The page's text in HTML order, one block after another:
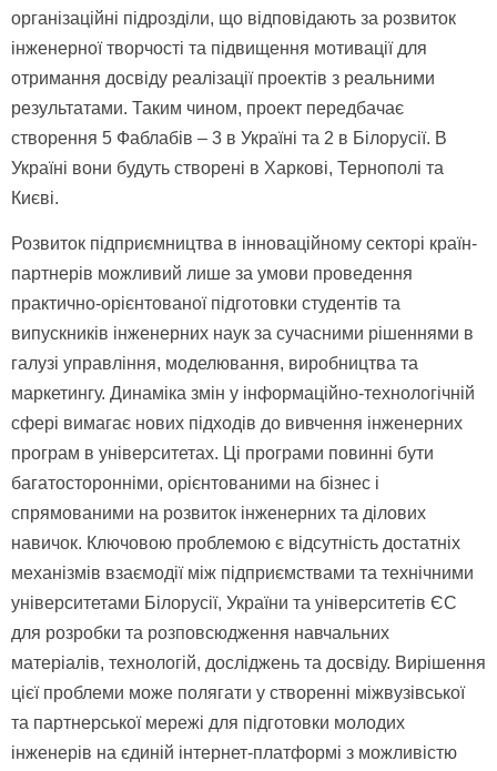
організаційні підрозділи, що відповідають за розвиток
інженерної творчості та підвищення мотивації для
отримання досвіду реалізації проектів з реальними
результатами. Таким чином, проект передбачає
створення 5 Фаблабів – 3 в Україні та 2 в Білорусії. В
Україні вони будуть створені в Харкові, Тернополі та
Києві.
Розвиток підприємництва в інноваційному секторі країн-
партнерів можливий лише за умови проведення
практично-орієнтованої підготовки студентів та
випускників інженерних наук за сучасними рішеннями в
галузі управління, моделювання, виробництва та
маркетингу. Динаміка змін у інформаційно-технологічній
сфері вимагає нових підходів до вивчення інженерних
програм в університетах. Ці програми повинні бути
багатосторонніми, орієнтованими на бізнес і
спрямованими на розвиток інженерних та ділових
навичок. Ключовою проблемою є відсутність достатніх
механізмів взаємодії між підприємствами та технічними
університетами Білорусії, України та університетів ЄС
для розробки та розповсюдження навчальних
матеріалів, технологій, досліджень та досвіду. Вирішення
цієї проблеми може полягати у створенні міжвузівської
та партнерської мережі для підготовки молодих
інженерів на єдиній інтернет-платформі з можливістю